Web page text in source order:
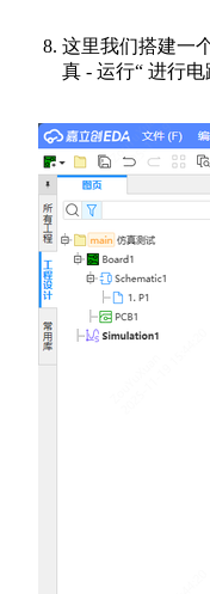
这里我们搭建一
真 - 运行“ 进行电